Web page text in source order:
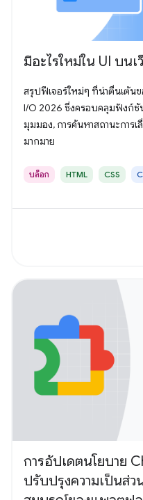
มีอะไรใหม่ใน UI บนเ
สรุปฟีเจอร์ใหม่ๆ ที่น่าตื่นเต้น
I/O 2026 ซึ่งครอบคลุมฟังก์ชั
มุมมอง, การค้นหาสถานะการเ
มากมาย
บล็อก HTML CSS
การอัปเดตนโยบาย
ปรับปรุงความเป็นส่ว